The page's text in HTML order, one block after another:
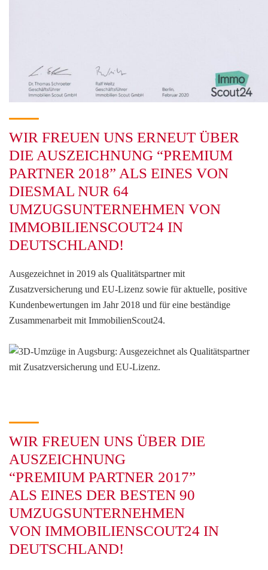
WIR FREUEN UNS ERNEUT ÜBER
DIE AUSZEICHNUNG “PREMIUM
PARTNER 2018” ALS EINES VON
DIESMAL NUR 64
UMZUGSUNTERNEHMEN VON
IMMOBILIENSCOUT24 IN
DEUTSCHLAND!
Ausgezeichnet in 2019 als Qualitätspartner mit
Zusatzversicherung und EU-Lizenz sowie für aktuelle, positive
Kundenbewertungen im Jahr 2018 und für eine beständige
Zusammenarbeit mit ImmobilienScout24.
WIR FREUEN UNS ÜBER DIE
AUSZEICHNUNG
“PREMIUM PARTNER 2017”
ALS EINES DER BESTEN 90
UMZUGSUNTERNEHMEN
VON IMMOBILIENSCOUT24 IN
DEUTSCHLAND!